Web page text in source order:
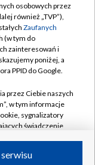
osobowych przez
również „TVP”),
Zaufanych
(w tym do
zainteresowań i
poniżej, a
PPID do Google.
przez Ciebie naszych
w tym informacje
sygnalizatory
świadczenie